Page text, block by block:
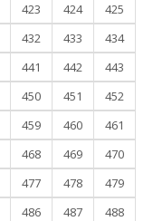
423 424
425
432 433
434
441 442
443
450 451
452
459 460
461
468 469
470
477 478
479
486 487
488